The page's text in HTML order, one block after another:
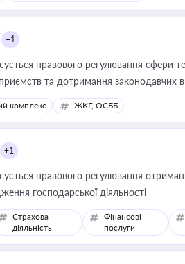
+1
правового регулювання сфери
та дотримання законодавчих
комплекс ЖКГ, ОСББ
+1
правового регулювання
господарської діяльності
Страхова
діяльність
Фінансові
послуги